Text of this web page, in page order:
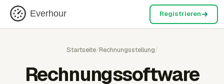
Everhour Registrieren
Startseite/Rechnungsstellung/
Rechnungssoftware